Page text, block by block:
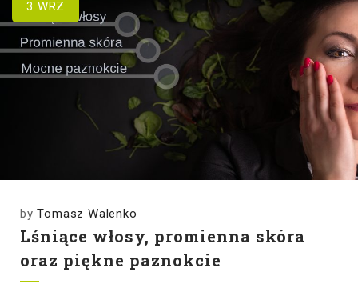
3 WRZ
byTomasz Walenko
Lśniące włosy, promienna skóra
oraz piękne paznokcie